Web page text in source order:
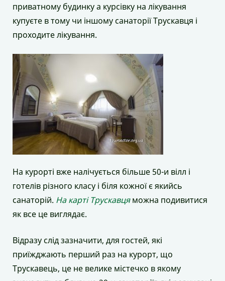
приватному будинку а курсівку на лікування
купуєте в тому чи іншому санаторії Трускавця і
проходите лікування.
На курорті вже налічується більше 50-и вілл і
готелів різного класу і біля кожної є якийсь
санаторій. На карті Трускавцяможна подивитися
як все це виглядає.
Відразу слід зазначити, для гостей, які
приїжджають перший раз на курорт, що
Трускавець, це не велике містечко в якому